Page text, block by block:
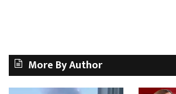
More By Author